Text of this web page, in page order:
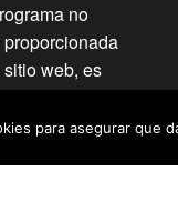
no
web, es
su finalidad
usuarios en
para asegurar que